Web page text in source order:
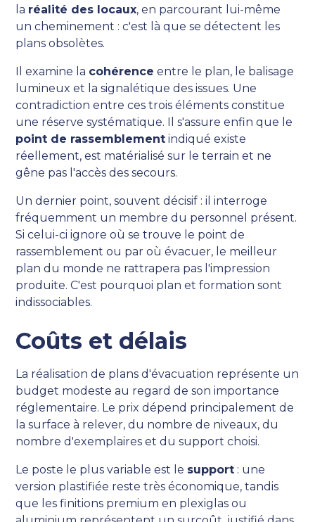
la réalité des locaux, en parcourant lui-même
un cheminement : c'est là que se détectent les
plans obsolètes.
Il examine la cohérence entre le plan, le balisage
lumineux et la signalétique des issues. Une
contradiction entre ces trois éléments constitue
une réserve systématique. Il s'assure enfin que le
point de rassemblement indiqué existe
réellement, est matérialisé sur le terrain et ne
gêne pas l'accès des secours.
Un dernier point, souvent décisif : il interroge
fréquemment un membre du personnel présent.
Si celui-ci ignore où se trouve le point de
rassemblement ou par où évacuer, le meilleur
plan du monde ne rattrapera pas l'impression
produite. C'est pourquoi plan et formation sont
indissociables.
Coûts et délais
La réalisation de plans d'évacuation représente un
budget modeste au regard de son importance
réglementaire. Le prix dépend principalement de
la surface à relever, du nombre de niveaux, du
nombre d'exemplaires et du support choisi.
Le poste le plus variable est le support : une
version plastifiée reste très économique, tandis
que les finitions premium en plexiglas ou